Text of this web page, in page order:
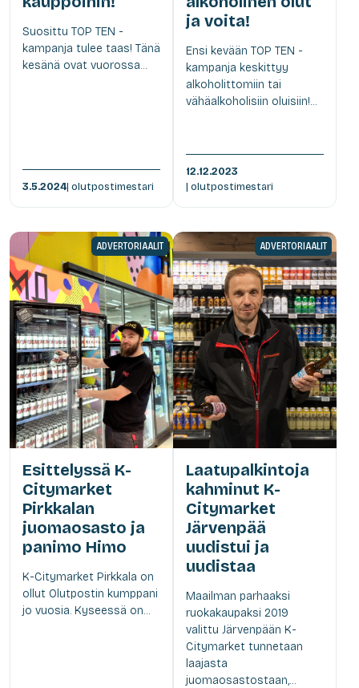
Suosittu TOP TEN -
kampanja tulee taas! Tänä
kesänä ovat vuorossa...
3.5.2024| olutpostimestari
ja voita!
Ensi kevään TOP TEN -
kampanja keskittyy
alkoholittomiin tai
vähäalkoholisiin oluisiin!...
12.12.2023
| olutpostimestari
ADVERTORIAALIT
Esittelyssä K-
Citymarket
Pirkkalan
juomaosasto ja
panimo Himo
K-Citymarket Pirkkala on
ollut Olutpostin kumppani
jo vuosia. Kyseessä on...
ADVERTORIAALIT
Laatupalkintoja
kahminut K-
Citymarket
Järvenpää
uudistui ja
uudistaa
Maailman parhaaksi
ruokakaupaksi 2019
valittu Järvenpään K-
Citymarket tunnetaan
laajasta
juomaosastostaan,...